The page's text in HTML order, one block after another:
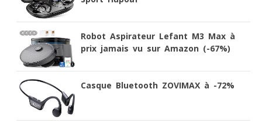
Robot Aspirateur Lefant M3 Max à
prix jamais vu sur Amazon (-67%)
Casque Bluetooth ZOVIMAX à -72%